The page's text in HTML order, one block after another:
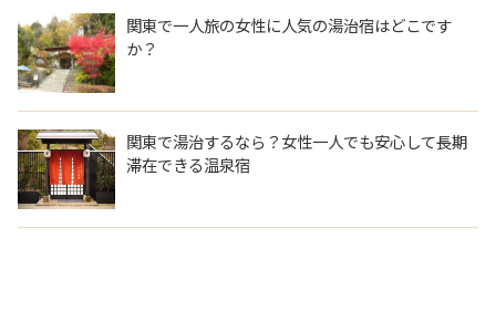
関東で一人旅の女性に人気の湯治宿はどこです
か？
関東で湯治するなら？女性一人でも安心して長期
滞在できる温泉宿